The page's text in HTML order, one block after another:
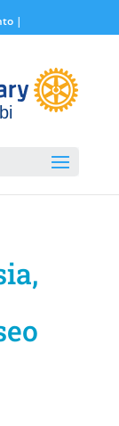
|
19.4.2021